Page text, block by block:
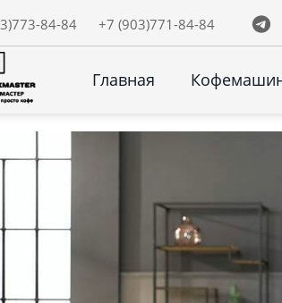
84-84 +7 (903)771-84-84
Главная